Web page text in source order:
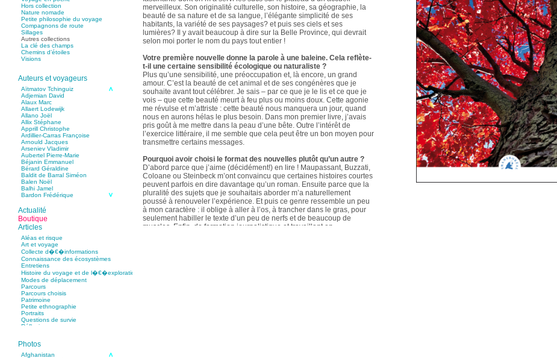
Hors collection
Nature nomade
Petite philosophie du voyage
Compagnons de route
Sillages
Autres collections
La clé des champs
Chemins d’étoiles
Visions
Auteurs et voyageurs
Aïtmatov Tchinguiz
Adjemian David
Alaux Marc
Allaert Lodewijk
Allano Joël
Allix Stéphane
Apprill Christophe
Ardillier-Carras Françoise
Arnould Jacques
Arseniev Vladimir
Aubertel Pierre-Marie
Béjanin Emmanuel
Bérard Géraldine
Baldit de Barral Siméon
Balen Noël
Balhi Jamel
Bardon Frédérique
Bastide Fabien
Baudin Julie
Baujard Jacques
Bazin Sylvain
Bellanger Marc
Bellec Hervé
Belleville Régis
Benestar Géraldine
Benoist Yann
Bertrand Jordane
Bertrandy Antoine
Bezsonov Youri
Bideau Michel-Cosme
Billard Yannick
Blanchet Anne-Lise
Bluntzer Christophe
Bobin Mathieu
Boch Anne-Laure
Boch Julie
Boillot Henri
Bonnem Éric
Boudart Jean-Louis
Actualité
Boutique
Articles
Aléas et risque
Art et voyage
Collecte d�€�informations
Connaissance des écosystèmes
Entretiens
Histoire du voyage et de l�€�exploration
Modes de déplacement
Parcours
Parcours choisis
Patrimoine
Petite ethnographie
Portraits
Questions de survie
Réflexions
Photos
Afghanistan
merveilleux. Son originalité culturelle, son histoire, sa géographie, la
beauté de sa nature et de sa langue, l’élégante simplicité de ses
habitants, la variété de ses paysages? et puis ses ciels et ses
lumières? Il y avait beaucoup à dire sur la Belle Province, qui devrait
selon moi porter le nom du pays tout entier !
Votre première nouvelle donne la parole à une baleine. Cela reflète-
t-il une certaine sensibilité écologique ou naturaliste ?
Plus qu’une sensibilité, une préoccupation et, là encore, un grand
amour. C’est la beauté de cet animal et de ses congénères que je
souhaite avant tout célébrer. Je sais – par ce que je le lis et ce que je
vois – que cette beauté meurt à feu plus ou moins doux. Cette agonie
me révulse et m’attriste : cette beauté nous manquera un jour, quand
nous en aurons hélas le plus besoin. Dans mon premier livre, j’avais
pris goût à me mettre dans la peau d’une bête. Outre l’intérêt de
l’exercice littéraire, il me semble que cela peut être un bon moyen pour
transmettre certains messages.
Pourquoi avoir choisi le format des nouvelles plutôt qu’un autre ?
D’abord parce que j’aime (décidément!) en lire ! Maupassant, Buzzati,
Coloane ou Steinbeck m’ont convaincu que certaines histoires courtes
peuvent parfois en dire davantage qu’un roman. Ensuite parce que la
pluralité des sujets que je souhaitais aborder m’a naturellement
poussé à renouveler l’expérience. Et puis ce genre ressemble un peu
à mon caractère : il oblige à aller à l’os, à trancher dans le gras, pour
seulement habiller le texte d’un peu de nerfs et de beaucoup de
muscles. Enfin, de formation journalistique et travaillant en